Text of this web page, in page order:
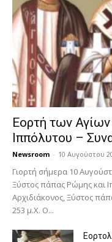
Εορτή των
Ιππόλυτου –
Newsroom - 10 Αυγούστου
Γιορτή σήμερα 10
Ξύστος πάπας Ρώμης και
Αρχιδιάκονος, Ξύστος
253 μ.Χ. Ο...